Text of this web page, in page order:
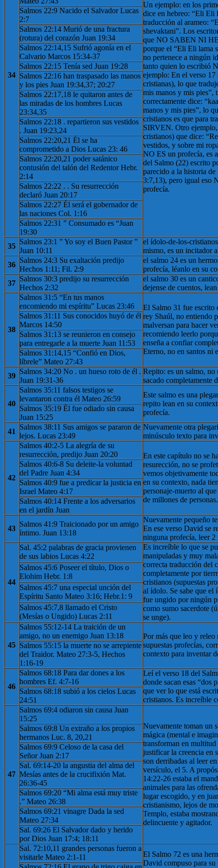
34
Un ejemplo: en los
dice en hebreo: “Eli Eli
traducción al arameo:
shevaktani”. Los
que NO SABEN NI
porque el “Eli Eli lama
no pertenece a ningún
tanto quien lo escribió
ejemplo: En el verso 17
cristianas), lo que
mis manos y mis pies”,
correctamente dice:
manos y mis pies”, lo
cristianos es que para
SIRVEN. Otro
cristianos) que dice:
vestidos, y sobre mi
NO ES un profecía, es
del Salmo (22) escrito
parecido a la historia
3:7,13), pero igual eso
profecía.
Salmos 22:9 Nacido el Salvador Lucas
2:7
Salmos 22:14 Murió de una fractura
(rotura) del corazón Juan 19:34
Salmos 22:14,15 Sufrió agonía en el
Calvario Marcos 15:34-37
Salmos 22:15 Tenía sed Juan 19:28
Salmos 22:16 han traspasado las manos
y los pies Juan 19:34,37; 20:27
Salmos 22:17,18 le quitaron antes de
las miradas de los hombres Lucas
23:34,35
Salmos 22:18 . repartieron sus vestidos
. Juan 19:23,24
Salmos 22:20,21 Él se ha
comprometido a Dios Lucas 23: 46
Salmos 22:20,21 poder satánico
contusión del talón del Redentor Hebr.
2:14
Salmos 22:22 . . Su resurrección
declaró Juan 20:17
Salmos 22:27 Él será el gobernador de
las naciones Col. 1:16
Salmos 22:31 ” Consumado es “Juan
19:30
35
Salmos 23:1 ” Yo soy el Buen Pastor ”
Juan 10:11
el ídolo-de-los-
mismo, es un incitador
36
Salmos 24:3 Su exaltación predijo
Hechos 1:11; Fil. 2:9
el salmo 24 es un
profecía, léanlo en su
37
Salmos 30:3 predijo su resurrección
Hechos 2:32
el salmo 30 es un
dejense de cuentos,
38
Salmos 31:5 “En tus manos
encomiendo mi espíritu” Lucas 23:46
El Salmo 31 fue escrito
rey Shaúl, no entiendo
malversan para hacer
recomiendo leerlo
enseña a confiar
Eterno, no en santos ni
Salmos 31:11 Sus conocidos huyó de él
Marcos 14:50
Salmos 31:13 se reunieron en consejo
para entregarle a la muerte Juan 11:53
Salmos 31:14,15 “Confió en Dios,
líbrele” Mateo 27:43
39
Salmos 34:20 No . un hueso roto de él .
Juan 19:31-36
Repito: es un salmo, no
sacado completamente
40
Salmos 35:11 falsos testigos se
levantaron contra él Mateo 26:59
Este salmo es una
repito lean en su
profecía.
Salmos 35:19 Él fue odiado sin causa
Juan 15:25
41
Salmos 38:11 Sus amigos se pararon de
lejos. Lucas 23:49
Nuevamente otra
minúsculo texto para
42
Salmos 40:2-5 La alegría de su
resurrección, predijo Juan 20:20
En este capítulo no se
resurección, no se
vemos objetivamente
en su contexto, nada
personaje-muerto al
de millones de personas.
Salmos 40:6-8 Su deleite-la voluntad
del Padre Juan 4:34
Salmos 40:9 fue a predicar la justicia en
Israel Mateo 4:17
Salmos 40:14 Frente a los adversarios
en el jardín Juan
43
Salmos 41:9 Traicionado por un amigo
íntimo. Juan 13:18
Nuevamente pequeño
En ese verso David se
ninguna profecía, leer 2
44
Sal. 45:2 palabras de gracia provienen
de sus labios Lucas 4:22
Es increíble lo que se
manipuladas y muy
correcta traducción del
completamente por
cristianos (supuestas
al ídolo. Se sabe que el
fue ungido por ningún
como sumo sacerdote
se unge).
Salmos 45:6 Poseer el título, Dios o
Elohim Hebr. 1:8
Salmos 45:7 una especial unción del
Espíritu Santo Mateo 3:16; Hebr.1: 9
Salmos 45:7,8 llamado el Cristo
(Mesías o Ungido) Lucas 2:11
45
Salmos 55:12-14 La traición de un
amigo, no un enemigo Juan 13:18
Por más que leo y releo
supuestas profecías,
contexto para inventar
Salmos 55:15 la muerte no se arrepiente
del Traidor. Mateo 27:3-5, Hechos
1:16-19
46
Salmos 68:18 Para dar dones a los
hombres Ef. 4:7-16
Leí el verso 18 del
donde sacan esas “dos
que ver lo que está
cristianos. Es increíble
Salmos 68:18 subió a los cielos Lucas
24:51
47
Salmos 69:4 odiaron sin causa Juan
15:25
Nuevamente toman un
mágica (mental e
transforman en multitud
justificar la creencia en
son derribadas al leer
versículo, el 5. A
14:22-26 estaba el
animales para las
lugar escogido, y en
cristianismo, lejos de
Templo, estaba
delincuente y agitador.
Salmos 69:8 Un extraño a los propios
hermanos Luc. 8, 20,21
Salmos 69:9 Celoso de la casa del
Señor Juan 2:17
Sal. 69:14-20 la angustia del alma del
Mesías antes de la crucifixión Mat.
26:36-45
Salmos 69:20 “Mi alma está muy triste
.” Mateo 26:38
Salmos 69:21 vinagre Dada la sed
Mateo 27:34
Sal. 69:26 El Salvador dado y herido
por Dios Juan 17:4; 18:11
Sal. 72:10,11 grandes personas fueron a
visitarle Mateo 2:1-11
El Salmo 72 es una
David compuso para